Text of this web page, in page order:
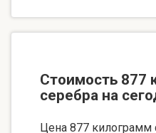
Стоимость 877
серебра на
Цена 877 килограмм